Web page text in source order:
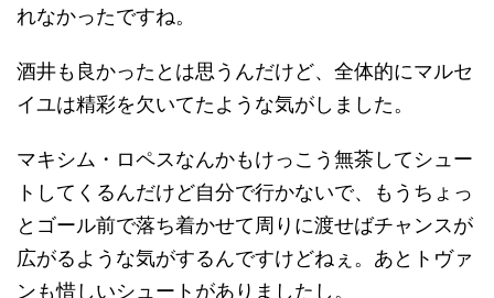
れなかったですね。
酒井も良かったとは思うんだけど、全体的にマルセ
イユは精彩を欠いてたような気がしました。
マキシム・ロペスなんかもけっこう無茶してシュー
トしてくるんだけど自分で行かないで、もうちょっ
とゴール前で落ち着かせて周りに渡せばチャンスが
広がるような気がするんですけどねぇ。あとトヴァ
ンも惜しいシュートがありましたし。